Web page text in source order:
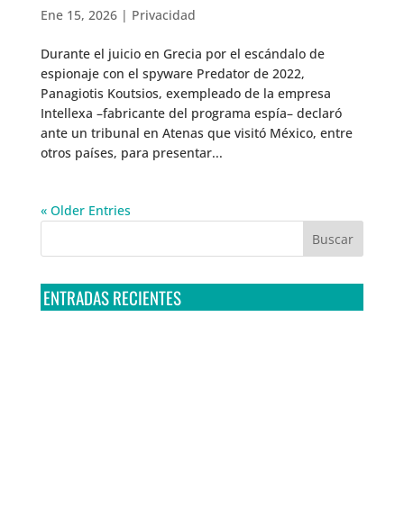
Ene 15, 2026| Privacidad
Durante el juicio en Grecia por el escándalo de
espionaje con el spyware Predator de 2022,
Panagiotis Koutsios, exempleado de la empresa
Intellexa –fabricante del programa espía– declaró
ante un tribunal en Atenas que visitó México, entre
otros países, para presentar...
« Older Entries
ENTRADAS RECIENTES